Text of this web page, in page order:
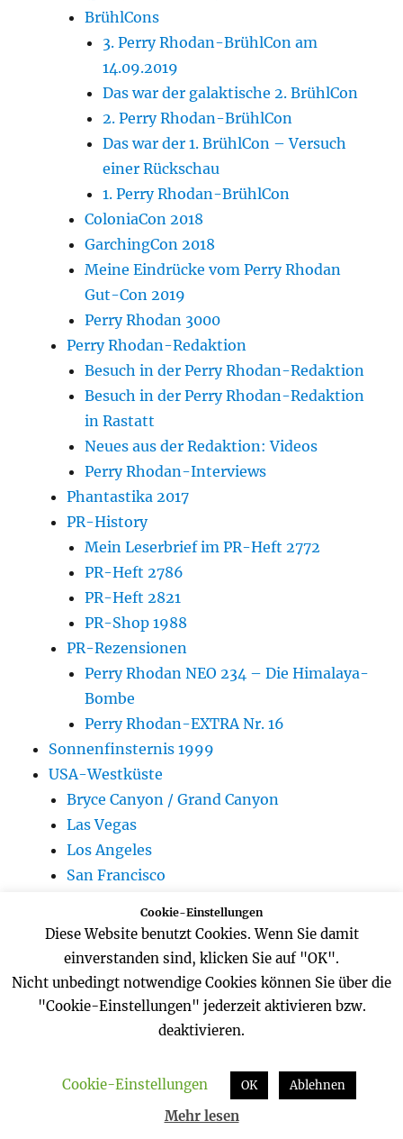
BrühlCons
3. Perry Rhodan-BrühlCon am
14.09.2019
Das war der galaktische 2. BrühlCon
2. Perry Rhodan-BrühlCon
Das war der 1. BrühlCon – Versuch
einer Rückschau
1. Perry Rhodan-BrühlCon
ColoniaCon 2018
GarchingCon 2018
Meine Eindrücke vom Perry Rhodan
Gut-Con 2019
Perry Rhodan 3000
Perry Rhodan-Redaktion
Besuch in der Perry Rhodan-Redaktion
Besuch in der Perry Rhodan-Redaktion
in Rastatt
Neues aus der Redaktion: Videos
Perry Rhodan-Interviews
Phantastika 2017
PR-History
Mein Leserbrief im PR-Heft 2772
PR-Heft 2786
PR-Heft 2821
PR-Shop 1988
PR-Rezensionen
Perry Rhodan NEO 234 – Die Himalaya-
Bombe
Perry Rhodan-EXTRA Nr. 16
Sonnenfinsternis 1999
USA-Westküste
Bryce Canyon / Grand Canyon
Las Vegas
Los Angeles
San Francisco
KATEGORIEN
Blogger-Tipps
Cookie-Einstellungen
Diese Website benutzt Cookies. Wenn Sie damit
einverstanden sind, klicken Sie auf "OK".
Nicht unbedingt notwendige Cookies können Sie über die
"Cookie-Einstellungen" jederzeit aktivieren bzw.
deaktivieren.
Cookie-Einstellungen OK Ablehnen
Mehr lesen